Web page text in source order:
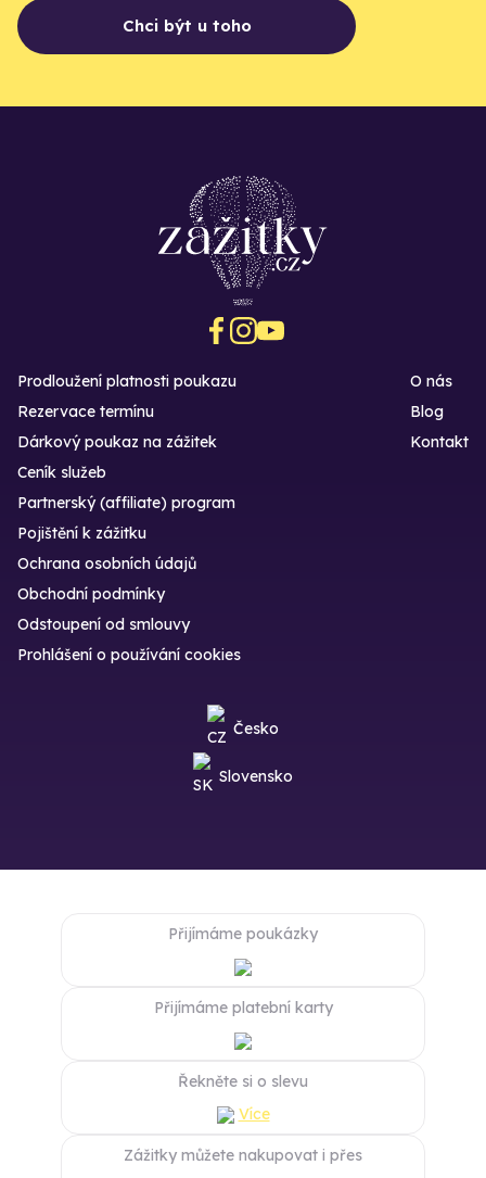
Chci být u toho
Prodloužení platnosti poukazu
Rezervace termínu
Dárkový poukaz na zážitek
O nás
Blog
Kontakt
Ceník služeb
Partnerský (affiliate) program
Pojištění k zážitku
Ochrana osobních údajů
Obchodní podmínky
Odstoupení od smlouvy
Prohlášení o používání cookies
Česko
Slovensko
Přijímáme poukázky
Přijímáme platební karty
Řekněte si o slevu
Více
Zážitky můžete nakupovat i přes